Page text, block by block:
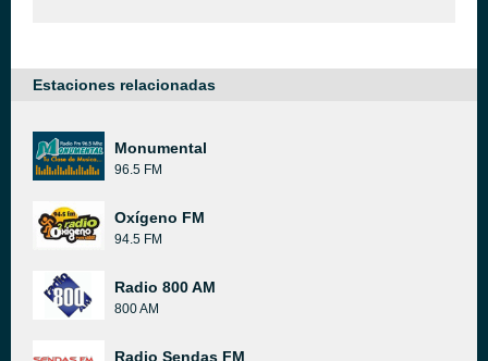
Estaciones relacionadas
Monumental
96.5 FM
Oxígeno FM
94.5 FM
Radio 800 AM
800 AM
Radio Sendas FM